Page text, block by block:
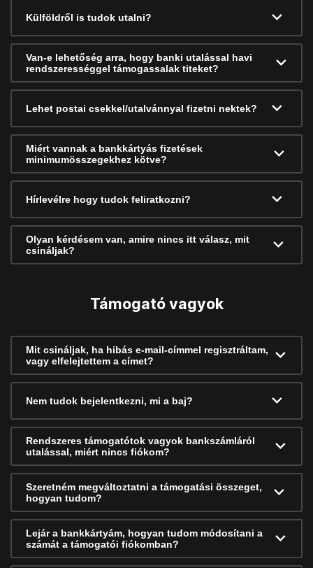
Külföldről is tudok utalni?
Van-e lehetőség arra, hogy banki utalással havi
rendszerességgel támogassalak titeket?
Lehet postai csekkel/utalvánnyal fizetni nektek?
Miért vannak a bankkártyás fizetések
minimumösszegekhez kötve?
Hírlevélre hogy tudok feliratkozni?
Olyan kérdésem van, amire nincs itt válasz, mit
csináljak?
Támogató vagyok
Mit csináljak, ha hibás e-mail-címmel regisztráltam,
vagy elfelejtettem a címet?
Nem tudok bejelentkezni, mi a baj?
Rendszeres támogatótok vagyok bankszámláról
utalással, miért nincs fiókom?
Szeretném megváltoztatni a támogatási összeget,
hogyan tudom?
Lejár a bankkártyám, hogyan tudom módosítani a
számát a támogatói fiókomban?